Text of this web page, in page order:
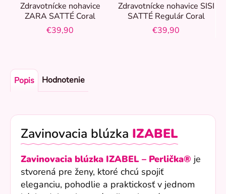
Zdravotnícke nohavice
ZARA SATTÉ Coral
€39,90
Zdravotnícke nohavice SISI
SATTÉ Regulár Coral
€39,90
Popis Hodnotenie
Zavinovacia blúzka IZABEL
Zavinovacia blúzka IZABEL – Perlička® je
stvorená pre ženy, ktoré chcú spojiť
eleganciu, pohodlie a praktickosť v jednom